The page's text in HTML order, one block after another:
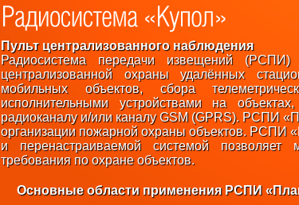
Пульт централизованного наблюдения
Радиосистема передачи извещений
централизованной охраны удалённых
мобильных объектов, сбора
исполнительными устройствами на
радиоканалу и/или каналу GSM (GPRS). РСПИ
организации пожарной охраны объектов. РСПИ
и перенастраиваемой системой позволяет
требования по охране объектов.
Основные области применения РСПИ